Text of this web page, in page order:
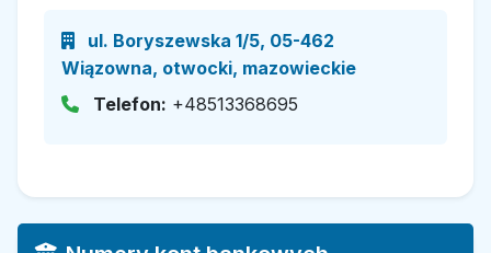
ul. Boryszewska 1/5, 05-462
Wiązowna, otwocki, mazowieckie
Telefon: +48513368695